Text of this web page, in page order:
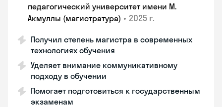
педагогический университет имени М.
Акмуллы (магистратура) • 2025 г.
Получил степень магистра в современных
технологиях обучения
Уделяет внимание коммуникативному
подходу в обучении
Помогает подготовиться к государственным
экзаменам